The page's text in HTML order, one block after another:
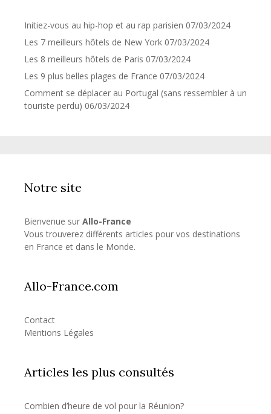
Initiez-vous au hip-hop et au rap parisien 07/03/2024
Les 7 meilleurs hôtels de New York 07/03/2024
Les 8 meilleurs hôtels de Paris 07/03/2024
Les 9 plus belles plages de France 07/03/2024
Comment se déplacer au Portugal (sans ressembler à un
touriste perdu) 06/03/2024
Notre site
Bienvenue sur Allo-France
Vous trouverez différents articles pour vos destinations
en France et dans le Monde.
Allo-France.com
Contact
Mentions Légales
Articles les plus consultés
Combien d’heure de vol pour la Réunion?